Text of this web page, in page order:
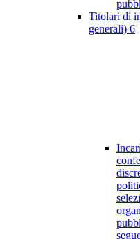
Titolari di
generali) 6